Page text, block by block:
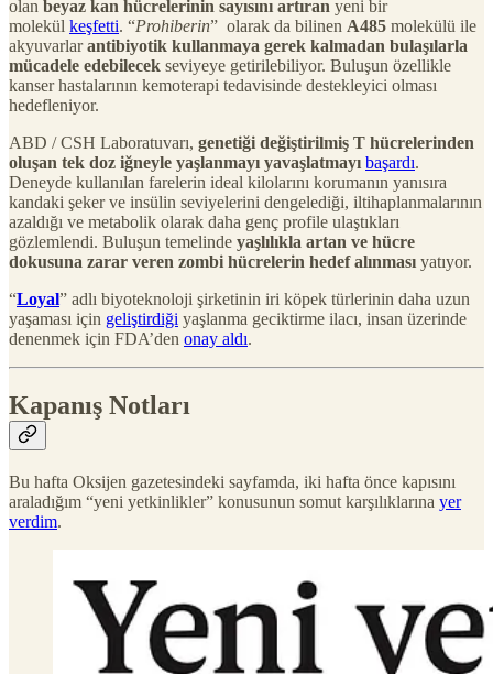
olan beyaz kan hücrelerinin sayısını artıran yeni bir
molekül keşfetti. “Prohiberin” olarak da bilinen A485 molekülü ile
akyuvarlarantibiyotik kullanmaya gerek kalmadan bulaşılarla
mücadele edebilecek seviyeye getirilebiliyor. Buluşun özellikle
kanser hastalarının kemoterapi tedavisinde destekleyici olması
hedefleniyor.
ABD / CSH Laboratuvarı, genetiği değiştirilmiş T hücrelerinden
oluşan tek doz iğneyle yaşlanmayı yavaşlatmayı başardı.
Deneyde kullanılan farelerin ideal kilolarını korumanın yanısıra
kandaki şeker ve insülin seviyelerini dengelediği, iltihaplanmalarının
azaldığı ve metabolik olarak daha genç profile ulaştıkları
gözlemlendi. Buluşun temelinde yaşlılıkla artan ve hücre
dokusuna zarar veren zombi hücrelerin hedef alınması yatıyor.
“Loyal” adlı biyoteknoloji şirketinin iri köpek türlerinin daha uzun
yaşaması için geliştirdiği yaşlanma geciktirme ilacı, insan üzerinde
denenmek için FDA’den onay aldı.
Kapanış Notları
Bu hafta Oksijen gazetesindeki sayfamda, iki hafta önce kapısını
araladığım “yeni yetkinlikler” konusunun somut karşılıklarına yer
verdim.